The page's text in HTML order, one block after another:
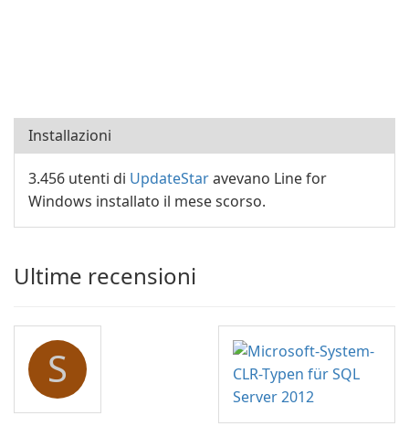
Installazioni
3.456 utenti di UpdateStaravevano Line for
Windows installato il mese scorso.
Ultime recensioni
S